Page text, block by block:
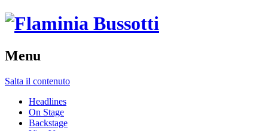
Menu
Salta il contenuto
Headlines
On Stage
Backstage